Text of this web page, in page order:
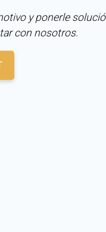
y ponerle
con nosotros.